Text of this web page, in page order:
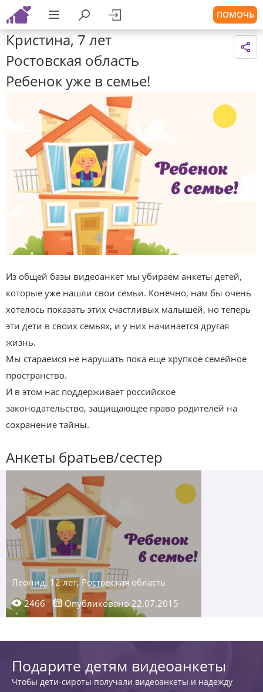
ПОМОЧЬ
Кристина, 7 лет
Ростовская область
Ребенок уже в семье!
Из общей базы видеоанкет мы убираем анкеты детей,
которые уже нашли свои семьи. Конечно, нам бы очень
хотелось показать этих счастливых малышей, но теперь
эти дети в своих семьях, и у них начинается другая
жизнь.
Мы стараемся не нарушать пока еще хрупкое семейное
пространство.
И в этом нас поддерживает российское
законодательство, защищающее право родителей на
сохранение тайны.
Анкеты братьев/сестер
Леонид, 12 лет, Ростовская область
2466
Опубликовано 22.07.2015
Подарите детям видеоанкеты
Чтобы дети-сироты получали видеоанкеты и надежду